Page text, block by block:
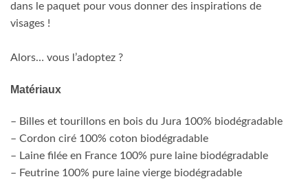
dans le paquet pour vous donner des inspirations de
visages !
Alors… vous l’adoptez ?
Matériaux
– Billes et tourillons en bois du Jura 100% biodégradable
– Cordon ciré 100% coton biodégradable
– Laine filée en France 100% pure laine biodégradable
– Feutrine 100% pure laine vierge biodégradable